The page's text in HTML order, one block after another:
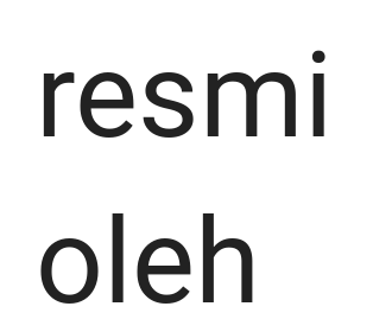
resmi
oleh